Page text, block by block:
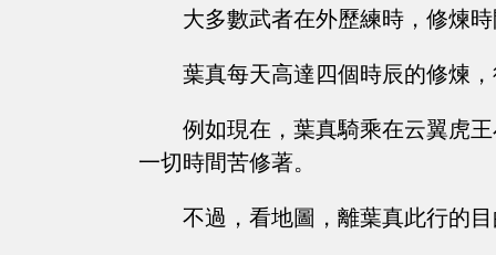
大多數武者在外歷練時，修煉
葉真每天高達四個時辰的修煉
例如現在，葉真騎乘在云翼虎
一切時間苦修著。
不過，看地圖，離葉真此行的